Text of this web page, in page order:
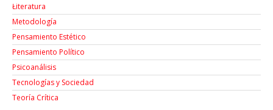
Łiteratura
Metodología
Pensamiento Estético
Pensamiento Político
Psicoanálisis
Tecnologías y Sociedad
Teoría Crítica